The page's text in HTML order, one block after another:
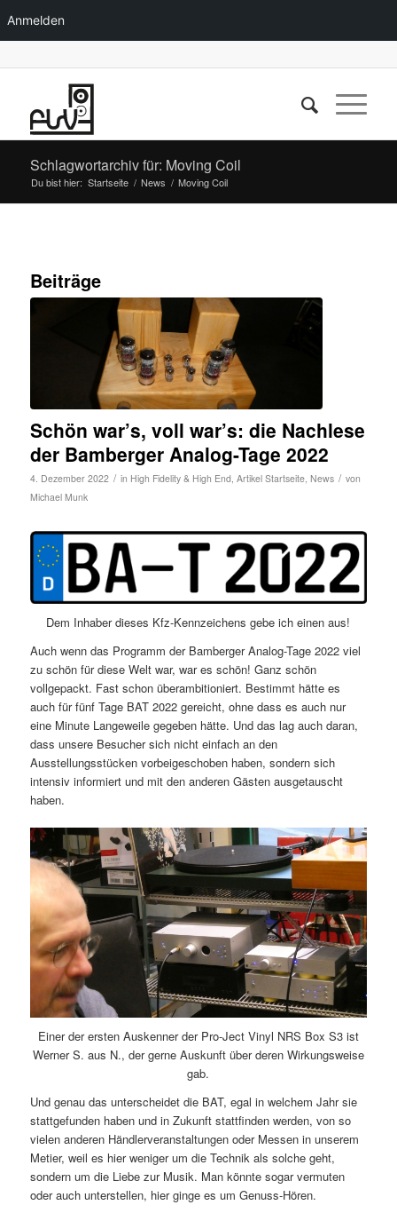
Anmelden
Schlagwortarchiv für: Moving Coil
Du bist hier: Startseite / News / Moving Coil
Beiträge
Schön war’s, voll war’s: die Nachlese
der Bamberger Analog-Tage 2022
4. Dezember 2022 / in High Fidelity & High End, Artikel Startseite, News / von
Michael Munk
Dem Inhaber dieses Kfz-Kennzeichens gebe ich einen aus!
Auch wenn das Programm der Bamberger Analog-Tage 2022 viel
zu schön für diese Welt war, war es schön! Ganz schön
vollgepackt. Fast schon überambitioniert. Bestimmt hätte es
auch für fünf Tage BAT 2022 gereicht, ohne dass es auch nur
eine Minute Langeweile gegeben hätte. Und das lag auch daran,
dass unsere Besucher sich nicht einfach an den
Ausstellungsstücken vorbeigeschoben haben, sondern sich
intensiv informiert und mit den anderen Gästen ausgetauscht
haben.
Einer der ersten Auskenner der Pro-Ject Vinyl NRS Box S3 ist
Werner S. aus N., der gerne Auskunft über deren Wirkungsweise
gab.
Und genau das unterscheidet die BAT, egal in welchem Jahr sie
stattgefunden haben und in Zukunft stattfinden werden, von so
vielen anderen Händlerveranstaltungen oder Messen in unserem
Metier, weil es hier weniger um die Technik als solche geht,
sondern um die Liebe zur Musik. Man könnte sogar vermuten
oder auch unterstellen, hier ginge es um Genuss-Hören.